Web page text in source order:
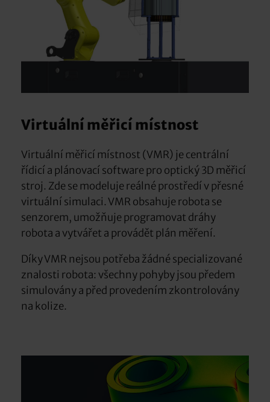
Virtuální měřicí místnost
Virtuální měřicí místnost (VMR) je centrální
řídicí a plánovací software pro optický 3D měřicí
stroj. Zde se modeluje reálné prostředí v přesné
virtuální simulaci. VMR obsahuje robota se
senzorem, umožňuje programovat dráhy
robota a vytvářet a provádět plán měření.
Díky VMR nejsou potřeba žádné specializované
znalosti robota: všechny pohyby jsou předem
simulovány a před provedením zkontrolovány
na kolize.